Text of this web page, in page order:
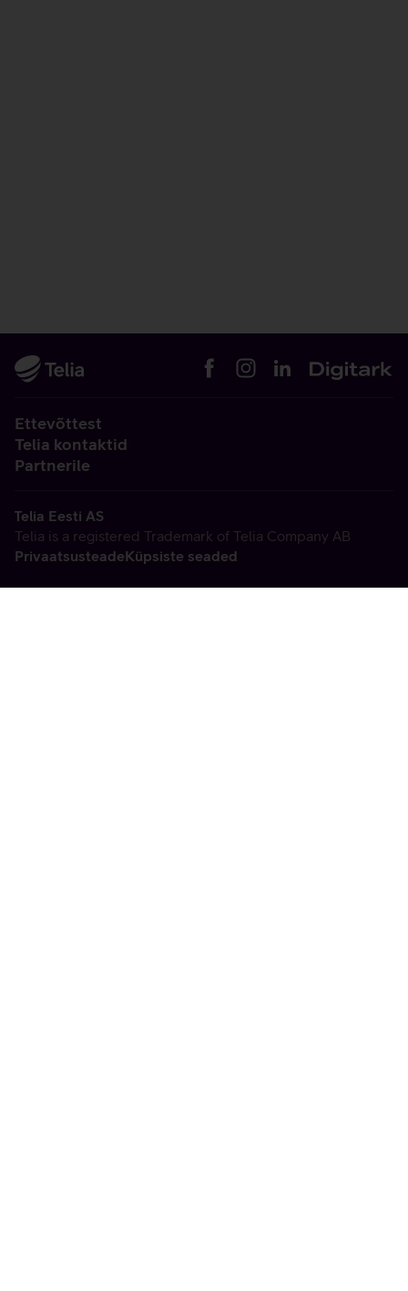
Ettevõttest
Telia kontaktid
Partnerile
Telia Eesti AS
Telia is a registered Trademark of Telia Company AB
PrivaatsusteadeKüpsiste seaded